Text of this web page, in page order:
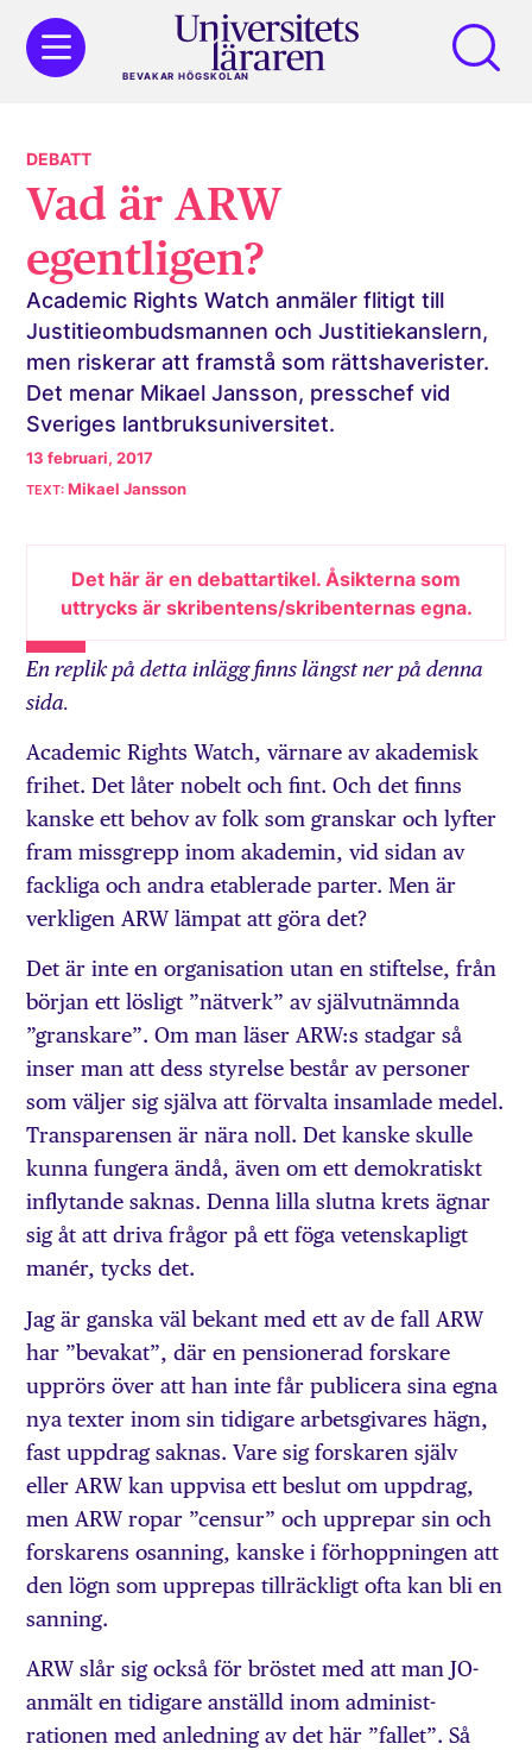
BEVAKAR HÖGSKOLAN
DEBATT
Vad är ARW
egentligen?
Academic Rights Watch anmäler flitigt till
Justitieombudsmannen och Justitiekanslern,
men riskerar att framstå som rättshaverister.
Det menar Mikael Jansson, presschef vid
Sveriges lantbruksuniversitet.
13 februari, 2017
Mikael Jansson
Det här är en debattartikel. Åsikterna som
uttrycks är skribentens/skribenternas egna.
En replik på detta inlägg finns längst ner på denna
sida.
Academic Rights Watch, värnare av akademisk
frihet. Det låter nobelt och fint. Och det finns
kanske ett behov av folk som granskar och lyfter
fram missgrepp inom akademin, vid sidan av
fackliga och andra etablerade parter. Men är
verkligen ARW lämpat att göra det?
Det är inte en organisation utan en stiftelse, från
början ett lösligt ”nätverk” av själv­utnämnda
”granskare”. Om man läser ARW:s stadgar så
inser man att dess styrelse består av personer
som väljer sig själva att förvalta insamlade medel.
Transparensen är nära noll. Det kanske skulle
kunna fungera ändå, även om ett demokratiskt
inflytande saknas. Denna lilla slutna krets ägnar
sig åt att driva frågor på ett föga vetenskapligt
manér, tycks det.
Jag är ganska väl bekant med ett av de fall ARW
har ”bevakat”, där en pensionerad forskare
upprörs över att han inte får publicera sina egna
nya texter inom sin tidigare arbetsgivares hägn,
fast uppdrag saknas. Vare sig forskaren själv
eller ARW kan uppvisa ett beslut om uppdrag,
men ARW ropar ”censur” och upprepar sin och
forskarens osanning, kanske i förhoppningen att
den lögn som upprepas tillräckligt ofta kan bli en
sanning.
ARW slår sig också för bröstet med att man JO-
anmält en tidigare anställd inom administ­
rationen med anledning av det här ”fallet”. Så